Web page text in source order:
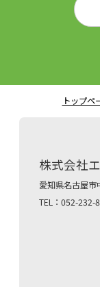
トップペ
株式会社
愛知県名古屋
TEL：052-232-